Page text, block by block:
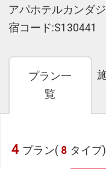
アパホテルカンダ
宿コード:S130441
プラン一
覧
4 プラン( 8 タイプ